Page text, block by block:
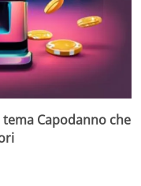
Capodanno che